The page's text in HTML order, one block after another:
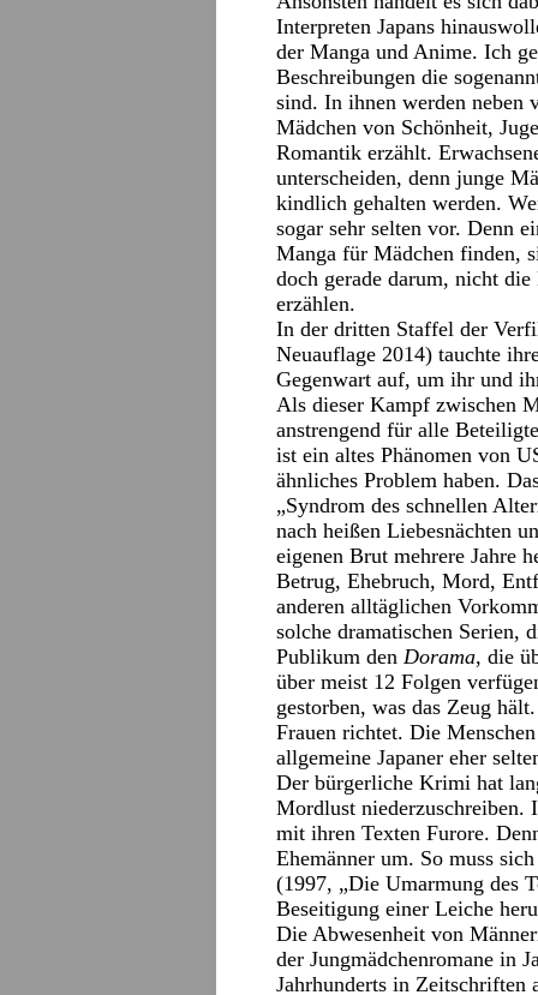
Interpreten Japans
der Manga und Anime. Ich
Beschreibungen die
sind. In ihnen werden neben
Mädchen von Schönheit,
Romantik erzählt.
unterscheiden, denn junge
kindlich gehalten werden.
sogar sehr selten vor. Denn
Manga für Mädchen finden,
doch gerade darum, nicht
erzählen.
In der dritten Staffel der
Neuauflage 2014) tauchte
Gegenwart auf, um ihr und
Als dieser Kampf zwischen
anstrengend für alle
ist ein altes Phänomen von
ähnliches Problem haben.
„Syndrom des schnellen
nach heißen Liebesnächten
eigenen Brut mehrere Jahre
Betrug, Ehebruch, Mord,
anderen alltäglichen
solche dramatischen Serien,
Publikum den Dorama, die
über meist 12 Folgen
gestorben, was das Zeug
Frauen richtet. Die
allgemeine Japaner eher
Der bürgerliche Krimi hat
Mordlust niederzuschreiben.
mit ihren Texten Furore.
Ehemänner um. So muss
(1997, „Die Umarmung des
Beseitigung einer Leiche
Die Abwesenheit von
der Jungmädchenromane in
Jahrhunderts in Zeitschriften